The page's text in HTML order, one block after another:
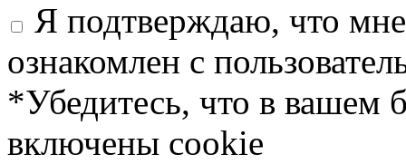
Я подтверждаю, что
ознакомлен с
*Убедитесь, что в вашем
включены cookie